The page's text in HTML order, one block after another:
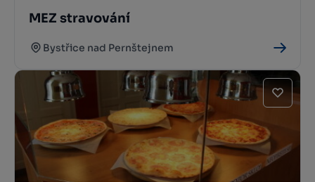
MEZ stravování
Bystřice nad Pernštejnem